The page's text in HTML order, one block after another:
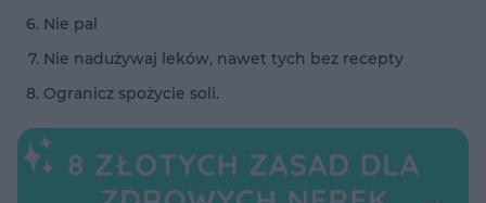
Nie pal
Nie nadużywaj leków, nawet tych bez recepty
Ogranicz spożycie soli.